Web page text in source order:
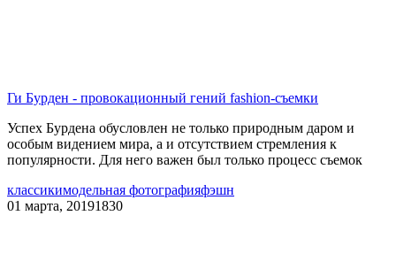
Ги Бурден - провокационный гений fashion-съемки
Успех Бурдена обусловлен не только природным даром и
особым видением мира, а и отсутствием стремления к
популярности. Для него важен был только процесс съемок
классикимодельная фотографияфэшн
01 марта, 20191830